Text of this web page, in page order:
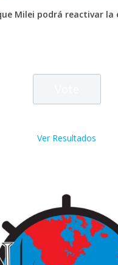
Milei podrá reactivar la
Ver Resultados